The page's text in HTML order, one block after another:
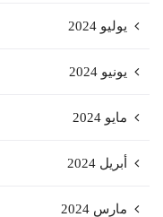
يوليو 2024
يونيو 2024
مايو 2024
أبريل 2024
مارس 2024